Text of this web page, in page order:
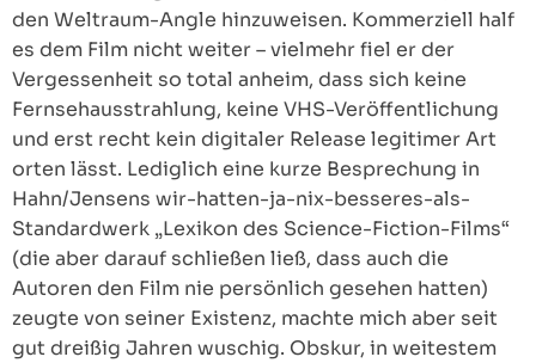
den Weltraum-Angle hinzuweisen. Kommerziell half
es dem Film nicht weiter – vielmehr fiel er der
Vergessenheit so total anheim, dass sich keine
Fernsehausstrahlung, keine VHS-Veröffentlichung
und erst recht kein digitaler Release legitimer Art
orten lässt. Lediglich eine kurze Besprechung in
Hahn/Jensens wir-hatten-ja-nix-besseres-als-
Standardwerk „Lexikon des Science-Fiction-Films“
(die aber darauf schließen ließ, dass auch die
Autoren den Film nie persönlich gesehen hatten)
zeugte von seiner Existenz, machte mich aber seit
gut dreißig Jahren wuschig. Obskur, in weitestem